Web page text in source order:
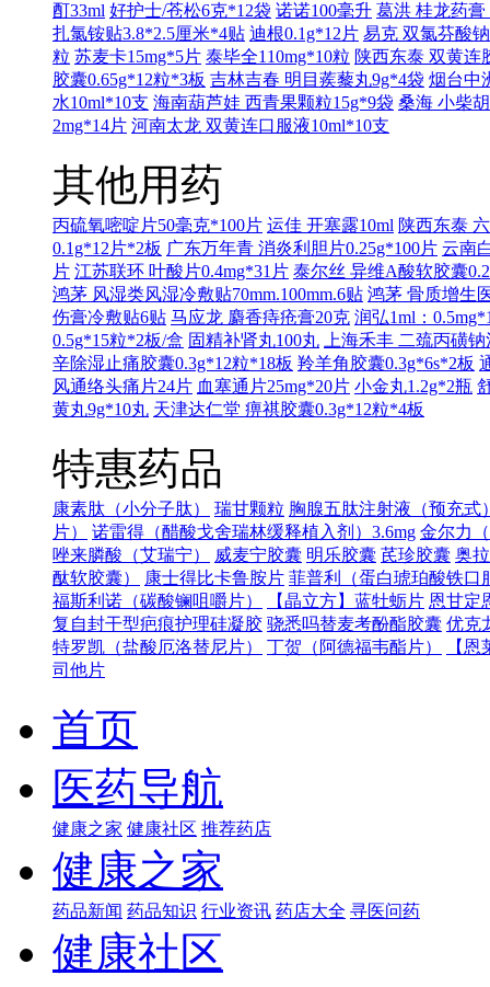
酊33ml 好护士/苍松6克*12袋 诺诺100毫升 葛洪 桂龙药膏
扎氯铵贴3.8*2.5厘米*4贴 迪根0.1g*12片 易克 双氯芬酸
粒 苏麦卡15mg*5片 泰毕全110mg*10粒 陕西东泰 双黄连
胶囊0.65g*12粒*3板 吉林吉春 明目蒺藜丸9g*4袋 烟台中
水10ml*10支 海南葫芦娃 西青果颗粒15g*9袋 桑海 小柴
2mg*14片 河南太龙 双黄连口服液10ml*10支
其他用药
丙硫氧嘧啶片50毫克*100片 运佳 开塞露10ml 陕西东泰
0.1g*12片*2板 广东万年青 消炎利胆片0.25g*100片 云南
片 江苏联环 叶酸片0.4mg*31片 泰尔丝 异维A酸软胶囊
鸿茅 风湿类风湿冷敷贴70mm.100mm.6贴 鸿茅 骨质增生
伤膏冷敷贴6贴 马应龙 麝香痔疮膏20克 润弘1ml：
0.5g*15粒*2板/盒 固精补肾丸100丸
上海禾丰 二巯丙磺
辛除湿止痛胶囊0.3g*12粒*18板 羚羊角胶囊0.3g*6s*2板
风通络头痛片24片 血塞通片25mg*20片 小金丸1.2g*2瓶
黄丸9g*10丸 天津达仁堂 痹祺胶囊0.3g*12粒*4板
特惠药品
康素肽（小分子肽） 瑞甘颗粒 胸腺五肽注射液（预充式
片）
诺雷得（醋酸戈舍瑞林缓释植入剂）3.6mg 金尔力
唑来膦酸（艾瑞宁）
威麦宁胶囊 明乐胶囊 芪珍胶囊 奥
酞软胶囊）
康士得比卡鲁胺片 菲普利（蛋白琥珀酸铁口
福斯利诺（碳酸镧咀嚼片）
【晶立方】蓝牡蛎片 恩甘定
复自封干型疤痕护理硅凝胶 骁悉吗替麦考酚酯胶囊 优克
特罗凯（盐酸厄洛替尼片）
丁贺（阿德福韦酯片）
【
司他片
首页
医药导航
健康之家 健康社区 推荐药店
健康之家
药品新闻 药品知识 行业资讯 药店大全 寻医问药
健康社区